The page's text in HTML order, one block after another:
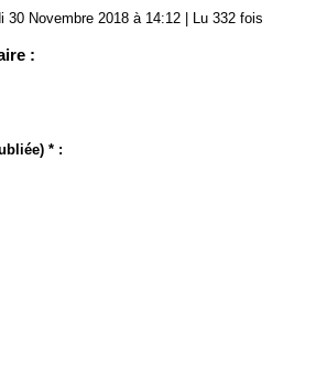
30 Novembre 2018 à 14:12 | Lu 332 fois
:
* :